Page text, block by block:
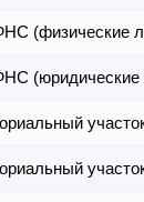
(физические
(юридические